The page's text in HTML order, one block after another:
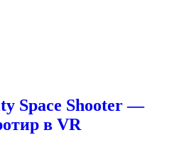
Space Shooter —
в VR